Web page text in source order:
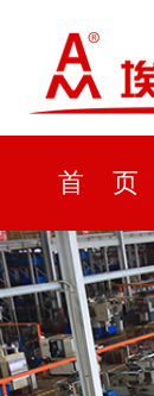
首 页
资质证书
企业形象